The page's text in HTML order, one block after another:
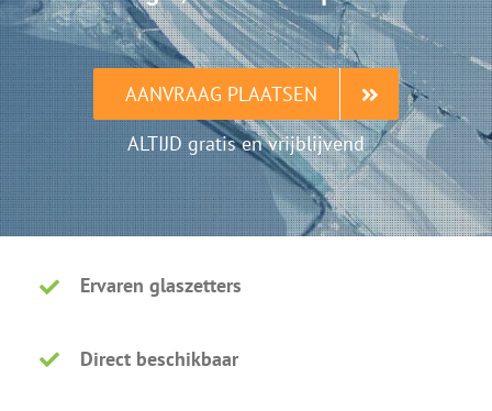
AANVRAAG PLAATSEN
ALTIJD gratis en vrijblijvend
Ervaren glaszetters
Direct beschikbaar